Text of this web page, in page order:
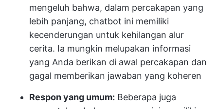
mengeluh bahwa, dalam percakapan yang
lebih panjang, chatbot ini memiliki
kecenderungan untuk kehilangan alur
cerita. Ia mungkin melupakan informasi
yang Anda berikan di awal percakapan dan
gagal memberikan jawaban yang koheren
Respon yang umum: Beberapa juga